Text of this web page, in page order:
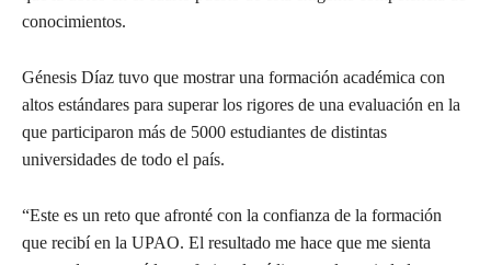
conocimientos.
Génesis Díaz tuvo que mostrar una formación académica con
altos estándares para superar los rigores de una evaluación en la
que participaron más de 5000 estudiantes de distintas
universidades de todo el país.
“Este es un reto que afronté con la confianza de la formación
que recibí en la UPAO. El resultado me hace que me sienta